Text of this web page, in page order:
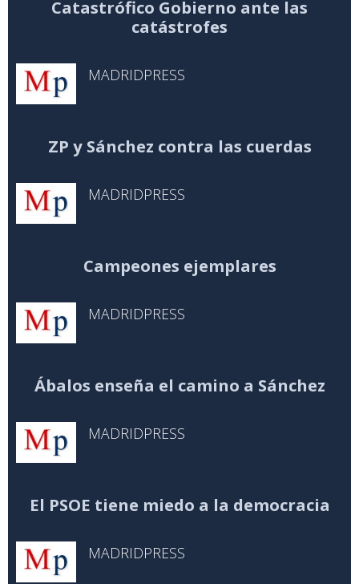
Catastrófico Gobierno ante las
catástrofes
MADRIDPRESS
ZP y Sánchez contra las cuerdas
MADRIDPRESS
Campeones ejemplares
MADRIDPRESS
Ábalos enseña el camino a Sánchez
MADRIDPRESS
El PSOE tiene miedo a la democracia
MADRIDPRESS